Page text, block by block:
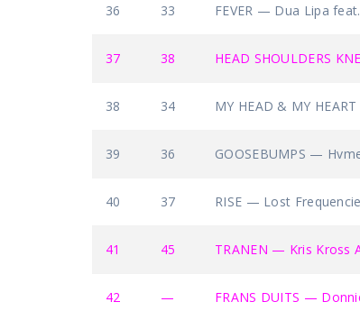
36 33 FEVER — Dua Lipa
37 38 HEAD SHOULDERS
38 34 MY HEAD & MY
39 36 GOOSEBUMPS —
40 37 RISE — Lost
41 45 TRANEN — Kris Kross
42 — FRANS DUITS —